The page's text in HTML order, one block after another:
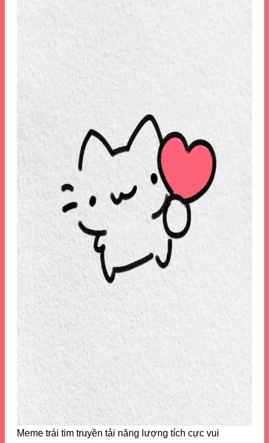
Meme trái tim truyền tải năng lượng tích cực vui